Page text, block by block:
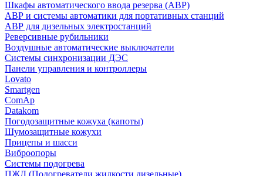
Шкафы автоматического ввода резерва (АВР)
АВР и системы автоматики для портативных станций
АВР для дизельных электростанций
Реверсивные рубильники
Воздушные автоматические выключатели
Системы синхронизации ДЭС
Панели управления и контроллеры
Lovato
Smartgen
ComAp
Datakom
Погодозащитные кожуха (капоты)
Шумозащитные кожухи
Прицепы и шасси
Виброопоры
Системы подогрева
ПЖД (Подогреватели жидкости дизельные)